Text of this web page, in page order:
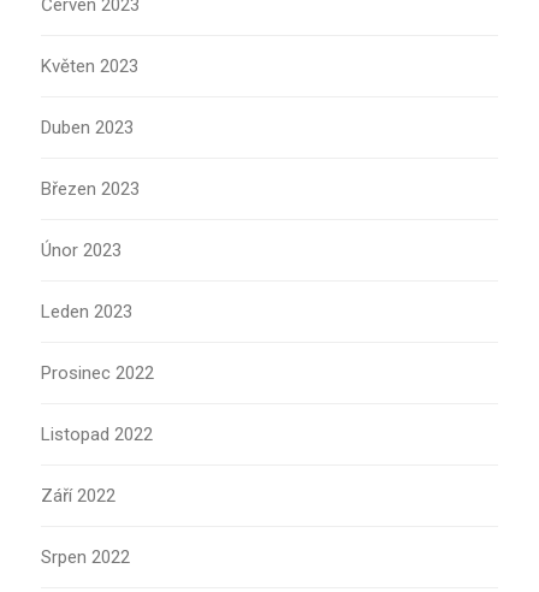
Červen 2023
Květen 2023
Duben 2023
Březen 2023
Únor 2023
Leden 2023
Prosinec 2022
Listopad 2022
Září 2022
Srpen 2022